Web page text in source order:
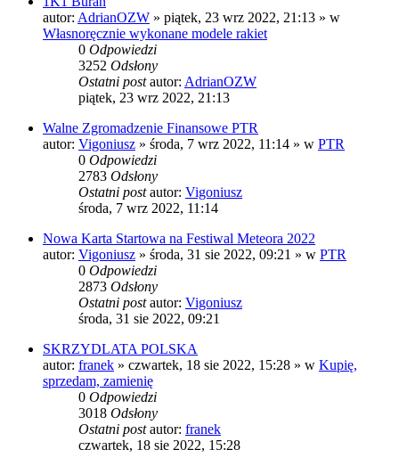
autor: AdrianOZW » piątek, 23 wrz 2022, 21:13 » w
Własnoręcznie wykonane modele rakiet
0 Odpowiedzi
3252 Odsłony
Ostatni postautor: AdrianOZW
piątek, 23 wrz 2022, 21:13
Walne Zgromadzenie Finansowe PTR
autor: Vigoniusz » środa, 7 wrz 2022, 11:14 » w PTR
0 Odpowiedzi
2783 Odsłony
Ostatni postautor: Vigoniusz
środa, 7 wrz 2022, 11:14
Nowa Karta Startowa na Festiwal Meteora 2022
autor: Vigoniusz » środa, 31 sie 2022, 09:21 » w PTR
0 Odpowiedzi
2873 Odsłony
Ostatni postautor: Vigoniusz
środa, 31 sie 2022, 09:21
SKRZYDLATA POLSKA
autor: franek » czwartek, 18 sie 2022, 15:28 » w Kupię,
sprzedam, zamienię
0 Odpowiedzi
3018 Odsłony
Ostatni postautor: franek
czwartek, 18 sie 2022, 15:28